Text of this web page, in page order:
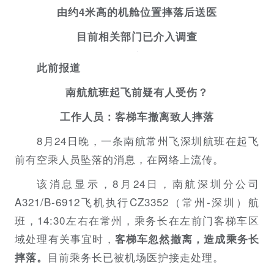
由约4米高的机舱位置摔落后送医
目前相关部门已介入调查
此前报道
南航航班起飞前疑有人受伤？
工作人员：客梯车撤离致人摔落
8月24日晚，一条南航常州飞深圳航班在起飞
前有空乘人员坠落的消息，在网络上流传。
该消息显示，8月24日，南航深圳分公司
A321/B-6912飞机执行CZ3352（常州-深圳）航
班，14:30左右在常州，乘务长在左前门客梯车区
域处理有关事宜时， 客梯车忽然撤离，造成乘务长
摔落。 目前乘务长已被机场医护接走处理。